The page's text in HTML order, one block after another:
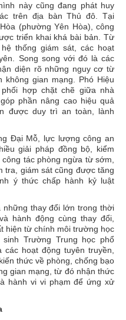
này cũng đang phát huy
trên địa bàn Thủ đô. Tại
(phường Yên Hòa), công
triển khai khá bài bản. Từ
thống giám sát, các hoạt
Song song với đó là các
diện rõ những nguy cơ từ
gian mạng. Phó Hiệu
hợp chặt chẽ giữa nhà
phần nâng cao hiệu quả
được duy trì an toàn, lành
Đại Mỗ, lực lượng công an
giải pháp đồng bộ, kiểm
tác phòng ngừa từ sớm,
tra, giám sát cũng được tăng
ý thức chấp hành kỷ luật
thay đổi lớn trong thời
hành động cùng thay đổi,
hiện từ chính môi trường học
Trường Trung học phổ
các hoạt động tuyên truyền,
thức về phòng, chống bạo
gian mạng, từ đó nhận thức
hành vi vi phạm để ứng xử